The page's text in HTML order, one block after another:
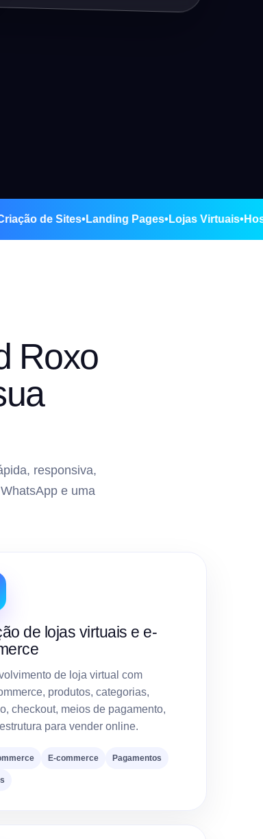
•Criação de Sites•Landing Pages •Lojas
Roxo
responsiva,
e uma
de lojas virtuais e e-
de loja virtual com
produtos, categorias,
checkout, meios de pagamento,
para vender online.
E-commerce Pagamentos